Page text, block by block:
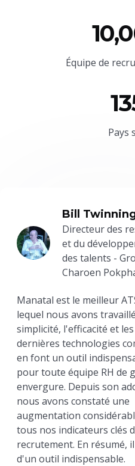
Équipe de
Pays
Bill
Directeur des
et du
des talents -
Charoen
Manatal est le meilleur
lequel nous avons
simplicité, l'efficacité et les
dernières technologies
en font un outil
pour toute équipe RH de
envergure. Depuis son
nous avons constaté une
augmentation
tous nos indicateurs clés
recrutement. En résumé,
d'un outil indispensable.